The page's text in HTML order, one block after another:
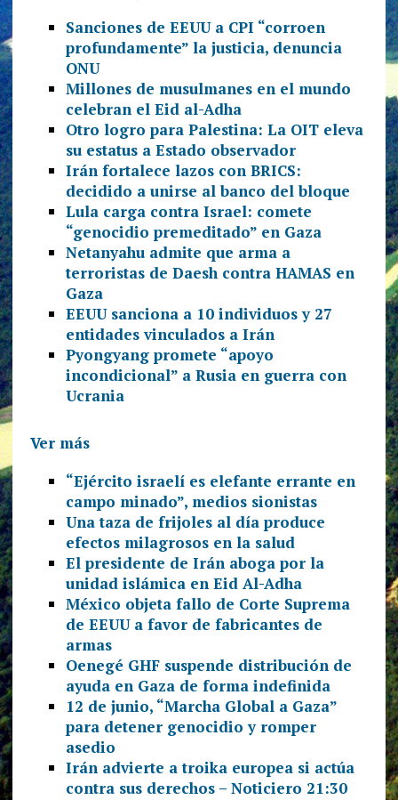
Sanciones de EEUU a CPI “corroen
profundamente” la justicia, denuncia
ONU
Millones de musulmanes en el mundo
celebran el Eid al-Adha
Otro logro para Palestina: La OIT eleva
su estatus a Estado observador
Irán fortalece lazos con BRICS:
decidido a unirse al banco del bloque
Lula carga contra Israel: comete
“genocidio premeditado” en Gaza
Netanyahu admite que arma a
terroristas de Daesh contra HAMAS en
Gaza
EEUU sanciona a 10 individuos y 27
entidades vinculados a Irán
Pyongyang promete “apoyo
incondicional” a Rusia en guerra con
Ucrania
Ver más
“Ejército israelí es elefante errante en
campo minado”, medios sionistas
Una taza de frijoles al día produce
efectos milagrosos en la salud
El presidente de Irán aboga por la
unidad islámica en Eid Al-Adha
México objeta fallo de Corte Suprema
de EEUU a favor de fabricantes de
armas
Oenegé GHF suspende distribución de
ayuda en Gaza de forma indefinida
12 de junio, “Marcha Global a Gaza”
para detener genocidio y romper
asedio
Irán advierte a troika europea si actúa
contra sus derechos – Noticiero 21:30